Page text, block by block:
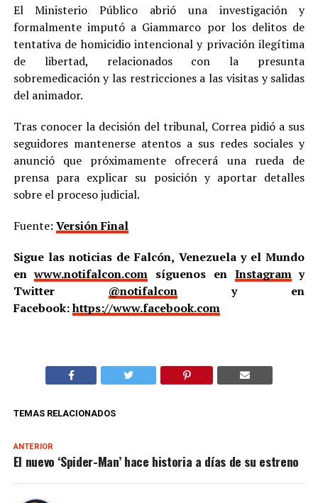
El Ministerio Público abrió una investigación y
formalmente imputó a Giammarco por los delitos de
tentativa de homicidio intencional y privación ilegítima
de libertad, relacionados con la presunta
sobremedicación y las restricciones a las visitas y salidas
del animador.
Tras conocer la decisión del tribunal, Correa pidió a sus
seguidores mantenerse atentos a sus redes sociales y
anunció que próximamente ofrecerá una rueda de
prensa para explicar su posición y aportar detalles
sobre el proceso judicial.
Fuente: Versión Final
Sigue las noticias de Falcón, Venezuela y el Mundo
enwww.notifalcon.com síguenos en Instagramy
Twitter @notifalcony en
Facebook:https://www.facebook.com
TEMAS RELACIONADOS
ANTERIOR
El nuevo ‘Spider-Man’ hace historia a días de su estreno